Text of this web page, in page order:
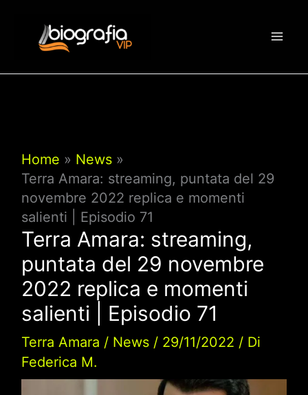
contenuto
Home
News
Terra Amara: streaming, puntata del 29
novembre 2022 replica e momenti
salienti | Episodio 71
Terra Amara: streaming,
puntata del 29 novembre
2022 replica e momenti
salienti | Episodio 71
Terra Amara / News/ 29/11/2022 / Di
Federica M.